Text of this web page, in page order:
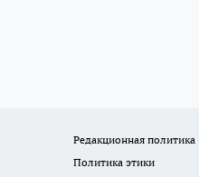
Редакционная политика
Политика этики